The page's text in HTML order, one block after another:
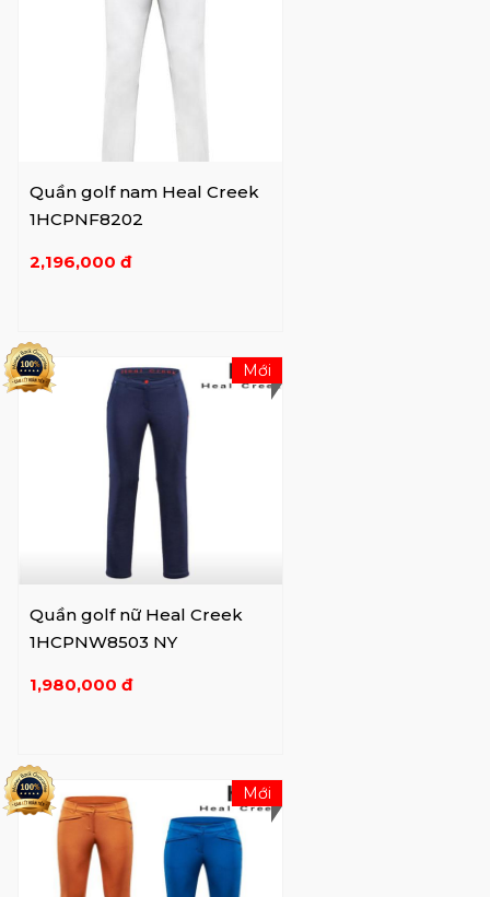
Quần golf nam Heal Creek
1HCPNF8202
2,196,000 đ
Quần golf nữ Heal Creek
1HCPNW8503 NY
1,980,000 đ
Mới
Mới